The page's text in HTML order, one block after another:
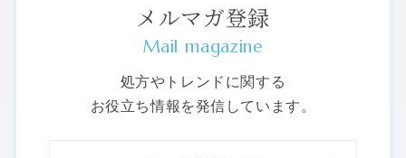
メルマガ登録
Mail magazine
処方やトレンドに関する
お役立ち情報を発信しています。